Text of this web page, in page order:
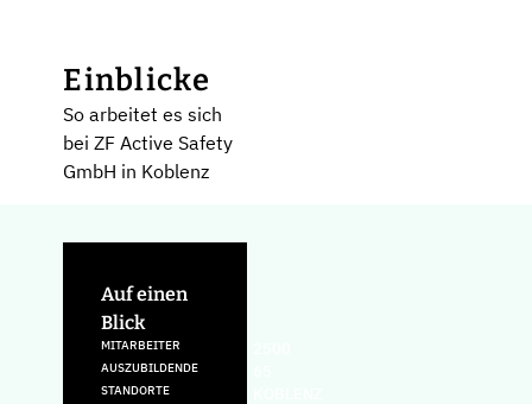
Einblicke
So arbeitet es sich
bei ZF Active Safety
GmbH in Koblenz
Auf einen
Blick
MITARBEITER
AUSZUBILDENDE
STANDORTE